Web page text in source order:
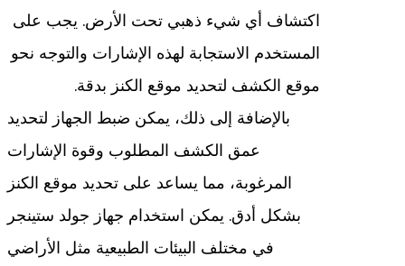
اكتشاف أي شيء ذهبي تحت الأرض. يجب على
المستخدم الاستجابة لهذه الإشارات والتوجه نحو
موقع الكشف لتحديد موقع الكنز بدقة.
بالإضافة إلى ذلك، يمكن ضبط الجهاز لتحديد
عمق الكشف المطلوب وقوة الإشارات
المرغوبة، مما يساعد على تحديد موقع الكنز
بشكل أدق. يمكن استخدام جهاز جولد ستينجر
في مختلف البيئات الطبيعية مثل الأراضي